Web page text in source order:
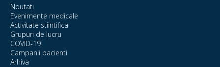
Noutati
Evenimente medicale
Activitate stiintifica
Grupuri de lucru
COVID-19
Campanii pacienti
Arhiva